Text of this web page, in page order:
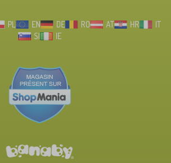
PL EN DE RO AT HR
IT
SI
IE